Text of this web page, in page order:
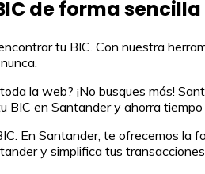
de forma sencilla
tu BIC. Con nuestra
la web? ¡No busques más!
BIC en Santander y ahorra
En Santander, te ofrecemos
y simplifica tus